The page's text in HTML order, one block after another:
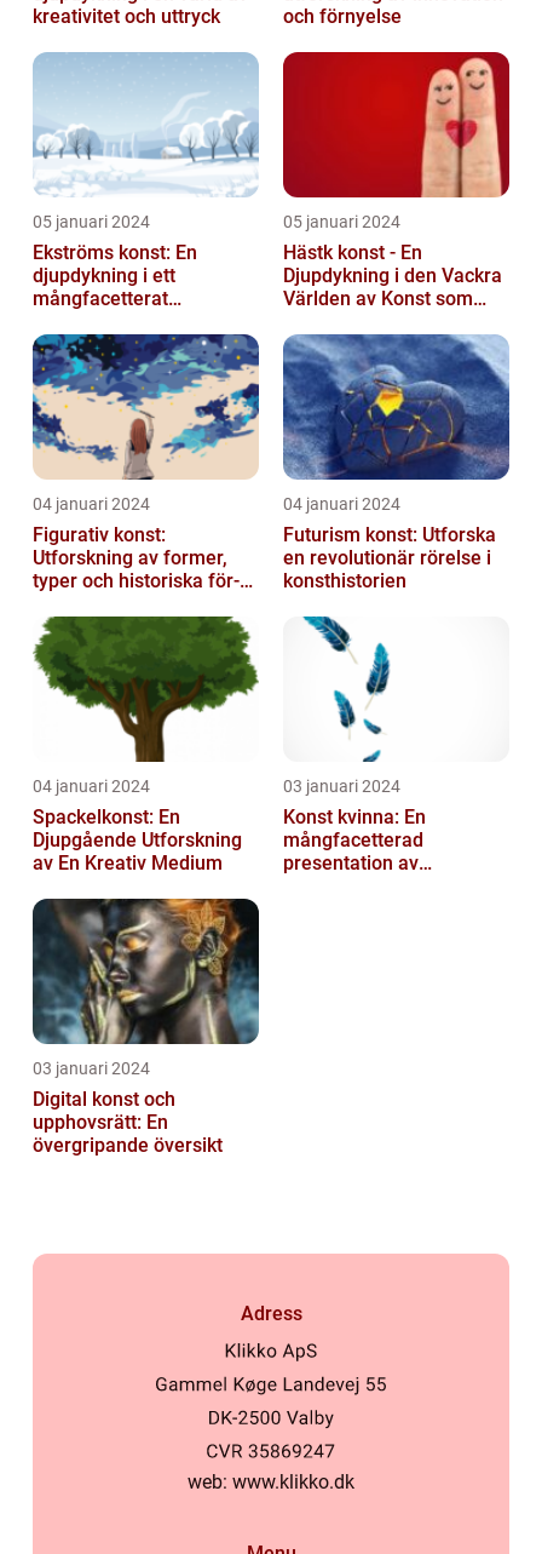
kreativitet och uttryck
och förnyelse
05 januari 2024
Ekströms konst: En
djupdykning i ett
mångfacetterat
05 januari 2024
Hästk konst - En
Djupdykning i den Vackra
Världen av Konst som
04 januari 2024
Figurativ konst:
Utforskning av former,
typer och historiska för-
04 januari 2024
Futurism konst: Utforska
en revolutionär rörelse i
konsthistorien
04 januari 2024
Spackelkonst: En
Djupgående Utforskning
av En Kreativ Medium
03 januari 2024
Konst kvinna: En
mångfacetterad
presentation av
03 januari 2024
Digital konst och
upphovsrätt: En
övergripande översikt
Adress
web: www.klikko.dk